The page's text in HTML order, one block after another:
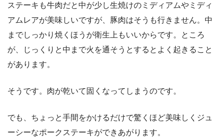
ステーキも牛肉だと中が少し生焼けのミディアムやミディ
アムレアが美味しいですが、豚肉はそうも行きません。中
までしっかり焼くほうが衛生上もいいからです。ところ
が、じっくりと中まで火を通そうとするとよく起きること
があります。
そうです。肉が乾いて固くなってしまうのです。
でも、ちょっと手間をかけるだけで驚くほど美味しくジュ
ーシーなポークステーキができあがります。